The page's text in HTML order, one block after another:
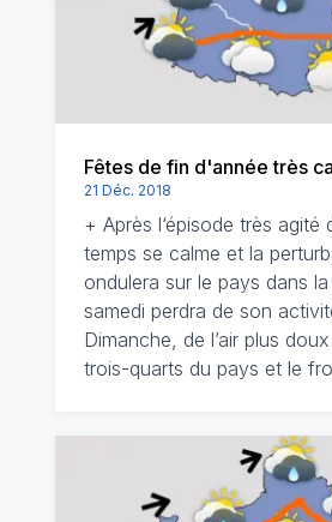
Fêtes de fin d'année très
21 Déc. 2018
+ Après l‘épisode très agité
temps se calme et la
ondulera sur le pays dans
samedi perdra de son
Dimanche, de l’air plus
trois-quarts du pays et le